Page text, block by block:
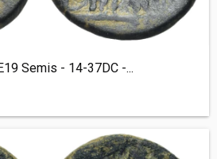
Semis - 14-37DC -...